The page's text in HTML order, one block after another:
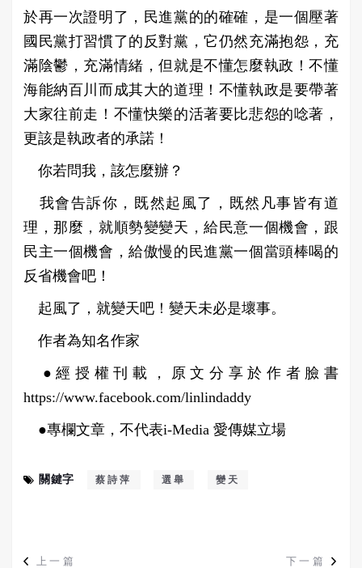
於再一次證明了，民進黨的的確確，是一個壓著
國民黨打習慣了的反對黨，它仍然充滿抱怨，充
滿陰鬱，充滿情緒，但就是不懂怎麼執政！不懂
海能納百川而成其大的道理！不懂執政是要帶著
大家往前走！不懂快樂的活著要比悲怨的唸著，
更該是執政者的承諾！
你若問我，該怎麼辦？
我會告訴你，既然起風了，既然凡事皆有道
理，那麼，就順勢變變天，給民意一個機會，跟
民主一個機會，給傲慢的民進黨一個當頭棒喝的
反省機會吧！
起風了，就變天吧！變天未必是壞事。
作者為知名作家
●經授權刊載，原文分享於作者臉書
https://www.facebook.com/linlindaddy
●專欄文章，不代表i-Media 愛傳媒立場
關鍵字 蔡詩萍 選舉 變天
上一篇 下一篇